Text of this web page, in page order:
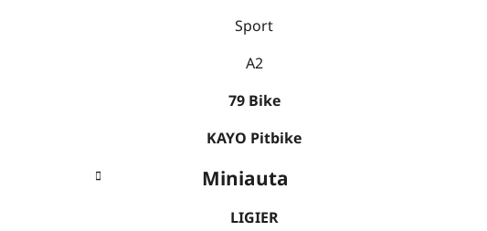
Sport
A2
79 Bike
KAYO Pitbike
Miniauta
LIGIER